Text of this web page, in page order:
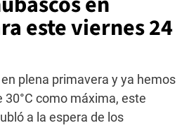
este viernes 24
plena primavera y ya hemos
como máxima, este
a la espera de los